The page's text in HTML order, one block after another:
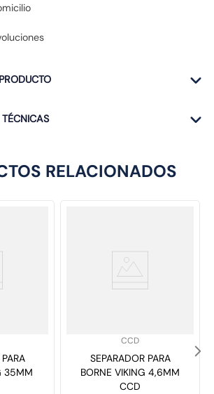
TÉCNICAS
RELACIONADOS
35MM
CCD
SEPARADOR PARA
BORNE VIKING 4,6MM
CCD